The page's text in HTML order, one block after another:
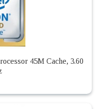
45M Cache, 3.60